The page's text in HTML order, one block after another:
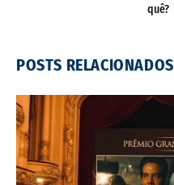
quê?
POSTS RELACIONADOS